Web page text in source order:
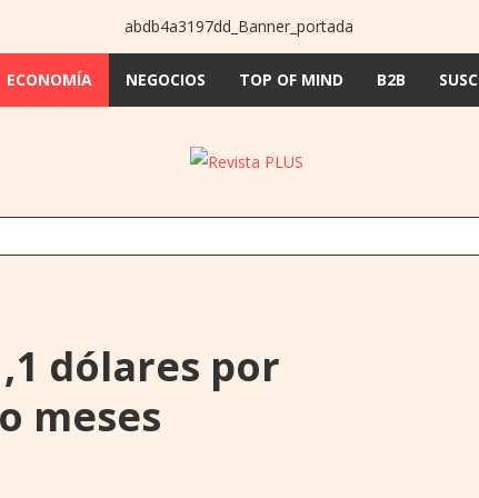
ECONOMÍA NEGOCIOS TOP OF MIND B2B
dólares por
meses